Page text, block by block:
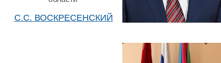
С.С. ВОСКРЕСЕНСКИЙ